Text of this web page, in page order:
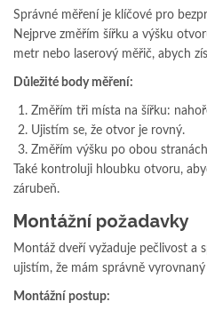
Správné měření je klíčové pro
Nejprve změřím šířku a výšku
metr nebo laserový měřič, abych
Důležité body měření:
Změřím tři místa na šířku:
Ujistím se, že otvor je rovný.
Změřím výšku po obou
Také kontroluji hloubku otvoru,
zárubeň.
Montážní požadavky
Montáž dveří vyžaduje pečlivost a
ujistím, že mám správně
Montážní postup: